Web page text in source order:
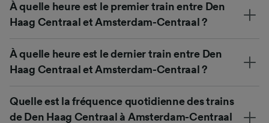
À quelle heure est le premier train entre Den
Haag Centraal et Amsterdam-Centraal ?
À quelle heure est le dernier train entre Den
Haag Centraal et Amsterdam-Centraal ?
Quelle est la fréquence quotidienne des trains
de Den Haag Centraal à Amsterdam-Centraal